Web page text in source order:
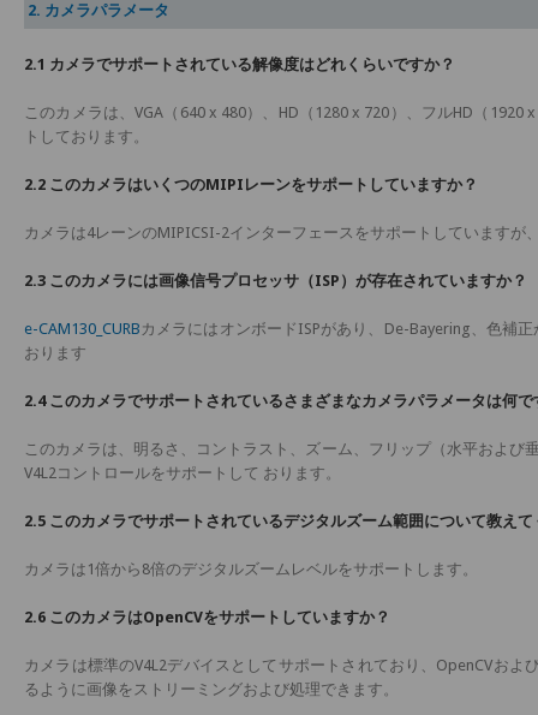
2. カメラパラメータ
2.1 カメラでサポートされている解像度はどれくらいですか？
このカメラは、VGA（640 x 480）、HD（1280 x 720）、フルHD（
トしております。
2.2 このカメラはいくつのMIPIレーンをサポートしていますか？
カメラは4レーンのMIPICSI-2インターフェースをサポートしています
2.3 このカメラには画像信号プロセッサ（ISP）が存在されていますか？
e-CAM130_CURB カメラにはオンボードISPがあり、De-Bayering、色補
おります
2.4 このカメラでサポートされているさまざまなカメラパラメータは何で
このカメラは、明るさ、コントラスト、ズーム、フリップ（水平およ
V4L2コントロールをサポートして おります。
2.5 このカメラでサポートされているデジタルズーム範囲について教えて
カメラは1倍から8倍のデジタルズームレベルをサポートします。
2.6 このカメラはOpenCVをサポートしていますか？
カメラは標準のV4L2デバイスとしてサポートされており、OpenCVお
るように画像をストリーミングおよび処理できます。